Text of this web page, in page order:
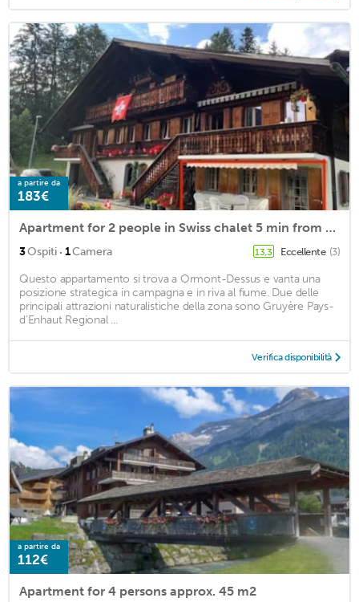
a partire da
183€
Apartment for 2 people in Swiss chalet 5 min from village, simple breakfast incl
3Ospiti · 1Camera 13,3 Eccellente (3)
Questo appartamento si trova a Ormont-Dessus e vanta una
posizione strategica in campagna e in riva al fiume. Due delle
principali attrazioni naturalistiche della zona sono Gruyère Pays-
d'Enhaut Regional ...
Verifica disponibilità
a partire da
112€
Apartment for 4 persons approx. 45 m2